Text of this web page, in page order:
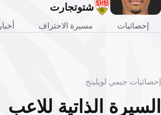
شتوتجارت
إحصائيات مسيرة الاحتراف أخبار
إحصائيات جيمي لويلينج
السيرة الذاتية للاعب